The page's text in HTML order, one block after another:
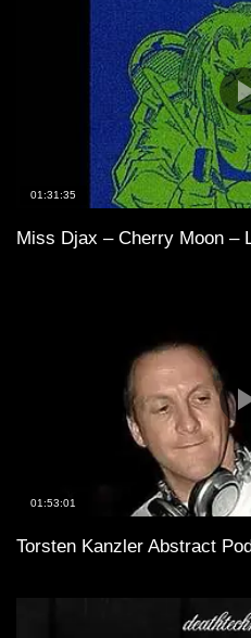
01:31:35
Miss Djax – Cherry Moon –
01:53:01
Torsten Kanzler Abstract